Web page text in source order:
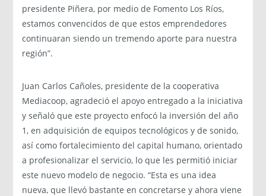
presidente Piñera, por medio de Fomento Los Ríos,
estamos convencidos de que estos emprendedores
continuaran siendo un tremendo aporte para nuestra
región”.
Juan Carlos Cañoles, presidente de la cooperativa
Mediacoop, agradeció el apoyo entregado a la iniciativa
y señaló que este proyecto enfocó la inversión del año
1, en adquisición de equipos tecnológicos y de sonido,
así como fortalecimiento del capital humano, orientado
a profesionalizar el servicio, lo que les permitió iniciar
este nuevo modelo de negocio. “Esta es una idea
nueva, que llevó bastante en concretarse y ahora viene